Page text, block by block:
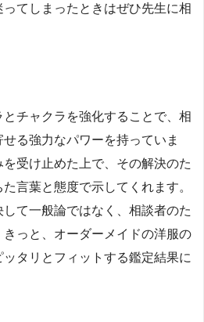
てしまったときはぜひ先生に相
チャクラを強化することで、相
る強力なパワーを持っていま
受け止めた上で、その解決のた
言葉と態度で示してくれます。
て一般論ではなく、相談者のた
っと、オーダーメイドの洋服の
タリとフィットする鑑定結果に